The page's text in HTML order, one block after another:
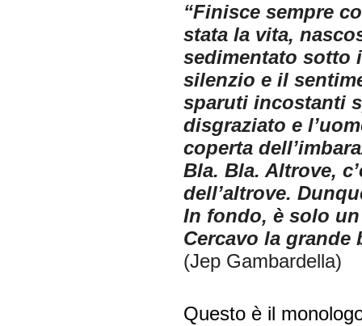
“Finisce sempre
stata la vita,
sedimentato sotto
silenzio e il
sparuti incostanti
disgraziato e
coperta
Bla. Bla. Altrove,
dell’altrove.
In fondo, è solo
Cercavo la grande
(Jep Gambardella)
Questo è il